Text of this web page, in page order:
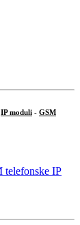
IP moduli - GSM